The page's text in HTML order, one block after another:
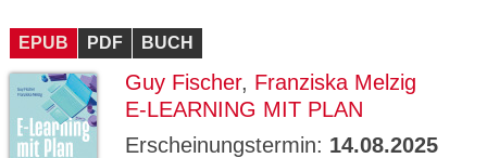
EPUB PDF BUCH
Guy Fischer, Franziska Melzig
E-LEARNING MIT PLAN
Erscheinungstermin: 14.08.2025